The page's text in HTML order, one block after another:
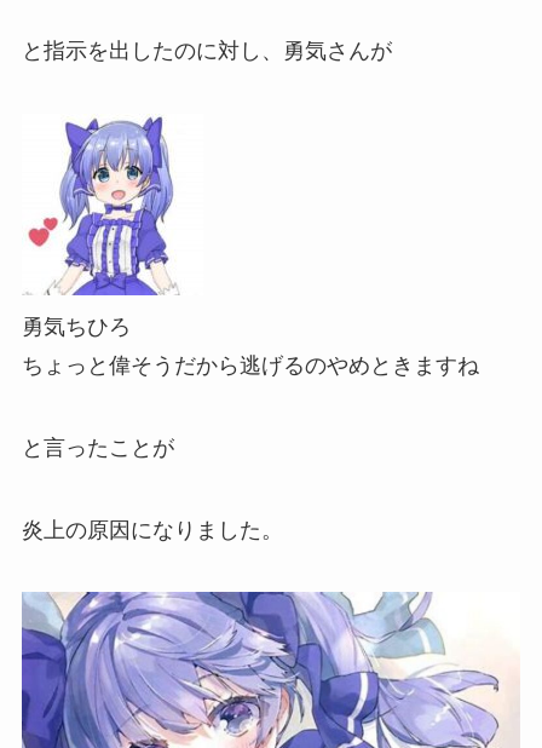
と指示を出したのに対し、勇気さんが
勇気ちひろ
ちょっと偉そうだから逃げるのやめときますね
と言ったことが
炎上の原因 になりました。